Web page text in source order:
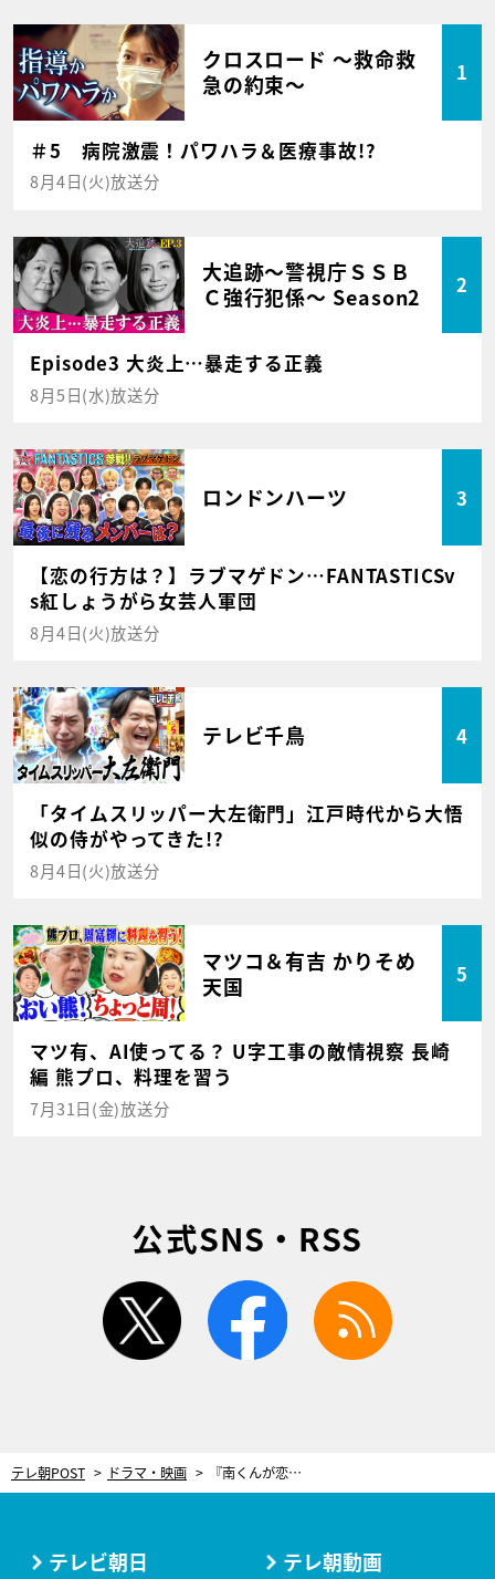
クロスロード ～救命救
急の約束～
1
＃5 病院激震！パワハラ＆医療事故!?
8月4日(火)放送分
大追跡～警視庁ＳＳＢ
Ｃ強行犯係～ Season2
2
Episode3 大炎上…暴走する正義
8月5日(水)放送分
ロンドンハーツ 3
【恋の行方は？】ラブマゲドン…FANTASTICSv
s紅しょうがら女芸人軍団
8月4日(火)放送分
テレビ千鳥 4
「タイムスリッパー大左衛門」江戸時代から大悟
似の侍がやってきた!?
8月4日(火)放送分
マツコ＆有吉 かりそめ
天国
5
マツ有、AI使ってる？ U字工事の敵情視察 長崎
編 熊プロ、料理を習う
7月31日(金)放送分
公式SNS・RSS
twitter facebook
テレ朝POST ドラマ・映画 『南くんが恋人!?』ハンカチ必須のシーン！15cmになった南くんが父（沢村一樹）と晩酌
テレビ朝日 テレ朝動画